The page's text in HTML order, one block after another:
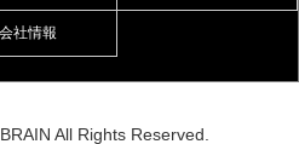
会社情報
All Rights Reserved.